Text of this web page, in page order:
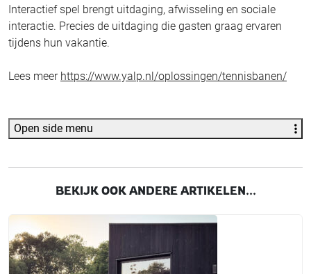
Interactief spel brengt uitdaging, afwisseling en sociale
interactie. Precies de uitdaging die gasten graag ervaren
tijdens hun vakantie.
Lees meer https://www.yalp.nl/oplossingen/tennisbanen/
Open side menu
BEKIJK OOK ANDERE ARTIKELEN...